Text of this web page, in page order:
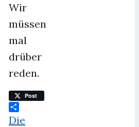
Wir
müssen
mal
drüber
reden.
Post
Teilen
Die